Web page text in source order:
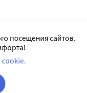
посещения сайтов.
cookie.